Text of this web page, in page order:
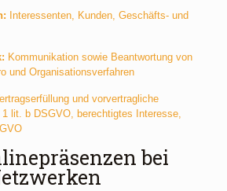
Interessenten, Kunden, Geschäfts- und
Kommunikation sowie Beantwortung von
und Organisationsverfahren
und vorvertragliche
lit. b DSGVO, berechtigtes Interesse,
bei